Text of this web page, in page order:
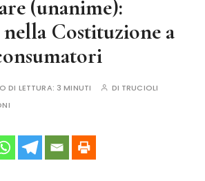
(unanime):
Costituzione a
DI LETTURA: 3 MINUTI DI TRUCIOLI